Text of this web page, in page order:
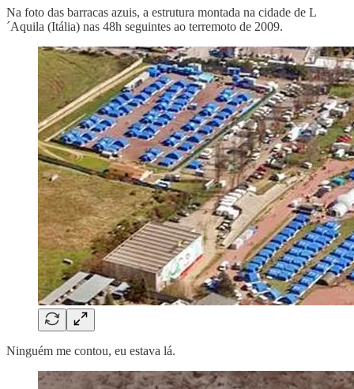
Na foto das barracas azuis, a estrutura montada na cidade de L
´Aquila (Itália) nas 48h seguintes ao terremoto de 2009.
Ninguém me contou, eu estava lá.